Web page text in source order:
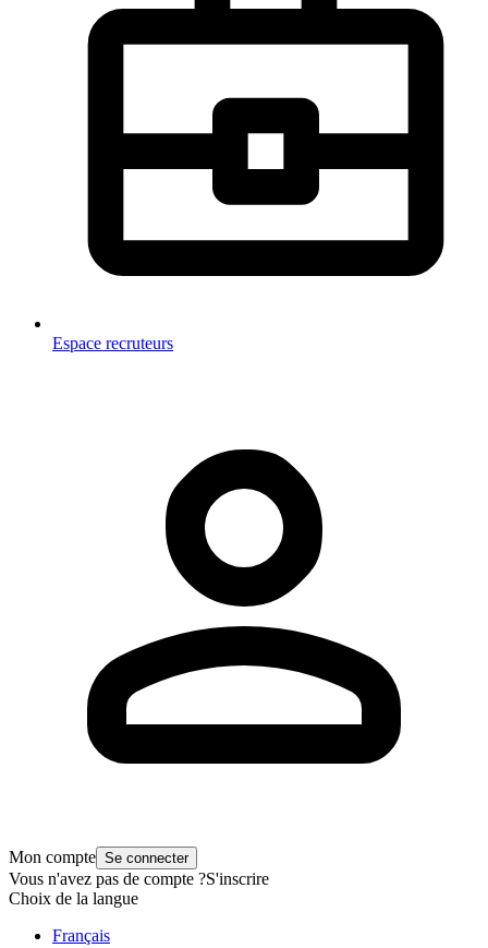
Espace recruteurs
Mon compte Se connecter
Vous n'avez pas de compte ?S'inscrire
Choix de la langue
Français